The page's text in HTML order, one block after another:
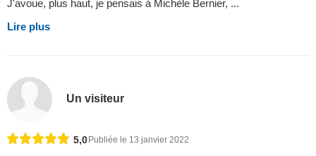
J'avoue, plus haut, je pensais à Michèle Bernier, ...
Lire plus
Un visiteur
5,0 Publiée le 13 janvier 2022